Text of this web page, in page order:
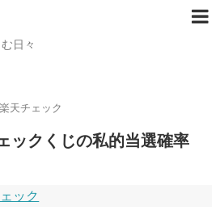
日々
楽天チェック
ックくじの私的当選確率
ック